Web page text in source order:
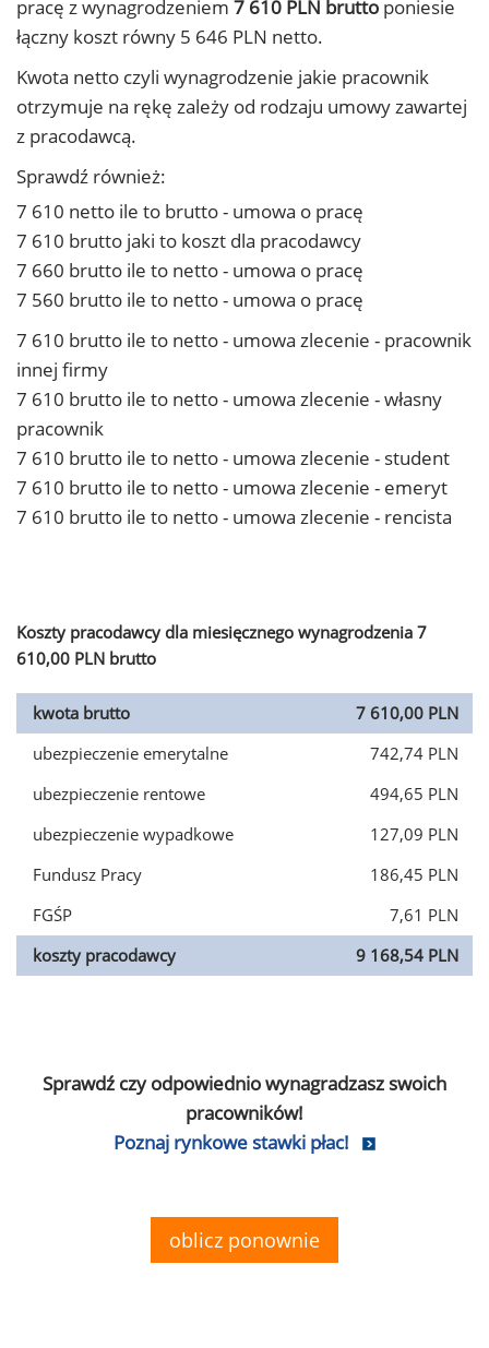
pracę z wynagrodzeniem 7 610 PLN brutto poniesie
łączny koszt równy 5 646 PLN netto.
Kwota netto czyli wynagrodzenie jakie pracownik
otrzymuje na rękę zależy od rodzaju umowy zawartej
z pracodawcą.
Sprawdź również:
7 610 netto ile to brutto - umowa o pracę
7 610 brutto jaki to koszt dla pracodawcy
7 660 brutto ile to netto - umowa o pracę
7 560 brutto ile to netto - umowa o pracę
7 610 brutto ile to netto - umowa zlecenie - pracownik
innej firmy
7 610 brutto ile to netto - umowa zlecenie - własny
pracownik
7 610 brutto ile to netto - umowa zlecenie - student
7 610 brutto ile to netto - umowa zlecenie - emeryt
7 610 brutto ile to netto - umowa zlecenie - rencista
Koszty pracodawcy dla miesięcznego wynagrodzenia 7
610,00 PLN brutto
kwota brutto
7 610,00 PLN
ubezpieczenie emerytalne
742,74 PLN
ubezpieczenie rentowe
494,65 PLN
ubezpieczenie wypadkowe
127,09 PLN
Fundusz Pracy
186,45 PLN
FGŚP
7,61 PLN
koszty pracodawcy
9 168,54 PLN
Sprawdź czy odpowiednio wynagradzasz swoich
pracowników!
Poznaj rynkowe stawki płac!
oblicz ponownie